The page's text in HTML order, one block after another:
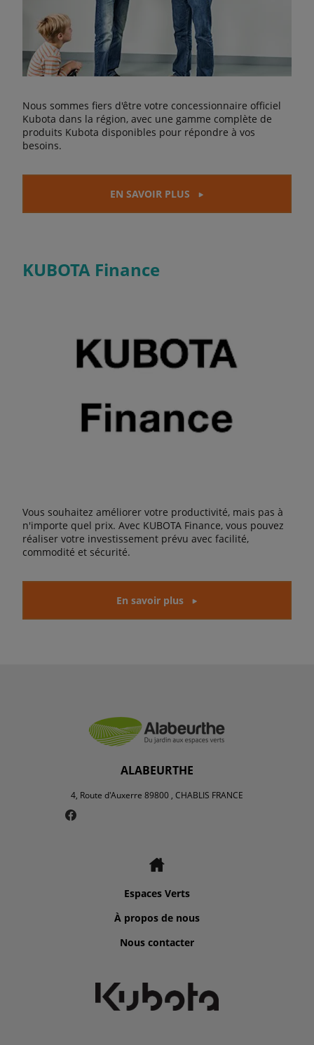
Nous sommes fiers d'être votre concessionnaire officiel
Kubota dans la région, avec une gamme complète de
produits Kubota disponibles pour répondre à vos
besoins.
EN SAVOIR PLUS
KUBOTA Finance
Vous souhaitez améliorer votre productivité, mais pas à
n'importe quel prix. Avec KUBOTA Finance, vous pouvez
réaliser votre investissement prévu avec facilité,
commodité et sécurité.
En savoir plus
ALABEURTHE
4, Route d'Auxerre 89800 , CHABLIS FRANCE
Espaces Verts
À propos de nous
Nous contacter